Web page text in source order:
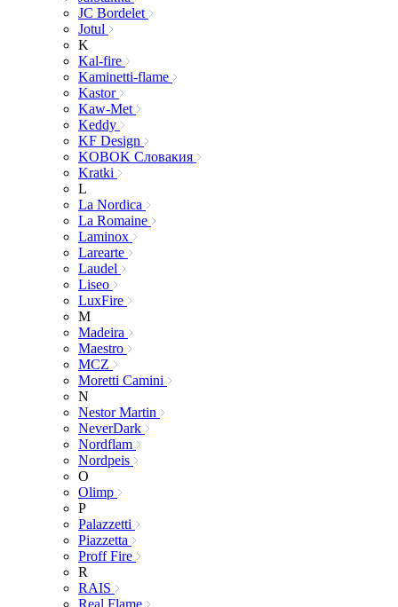
JC Bordelet
Jotul
K
Kal-fire
Kaminetti-flame
Kastor
Kaw-Met
Keddy
KF Design
KOBOK Словакия
Kratki
L
La Nordica
La Romaine
Laminox
Larearte
Laudel
Liseo
LuxFire
M
Madeira
Maestro
MCZ
Moretti Camini
N
Nestor Martin
NeverDark
Nordflam
Nordpeis
O
Olimp
P
Palazzetti
Piazzetta
Proff Fire
R
RAIS
Real Flame